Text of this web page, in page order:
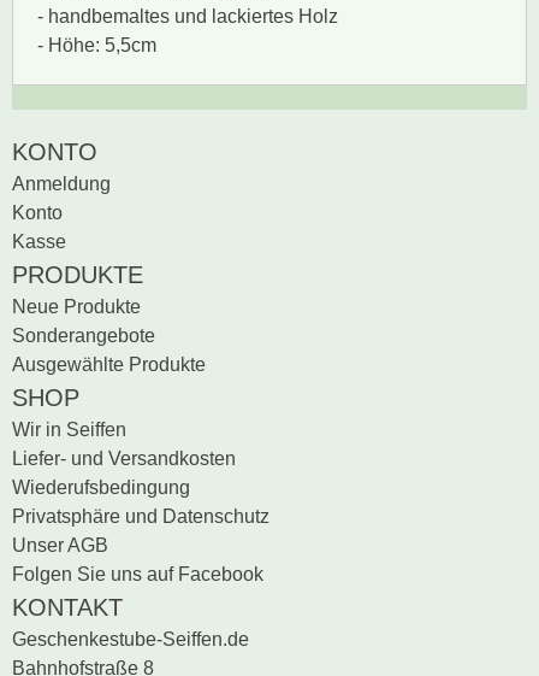
- handbemaltes und lackiertes Holz
- Höhe: 5,5cm
Produktrezensionen.
Sei der erste, der
Bewertung schreiben
KONTO
Anmeldung
Konto
Kasse
PRODUKTE
Neue Produkte
Sonderangebote
Ausgewählte Produkte
SHOP
Wir in Seiffen
Liefer- und Versandkosten
Wiederufsbedingung
Privatsphäre und Datenschutz
Unser AGB
Folgen Sie uns auf Facebook
KONTAKT
Geschenkestube-Seiffen.de
Bahnhofstraße 8